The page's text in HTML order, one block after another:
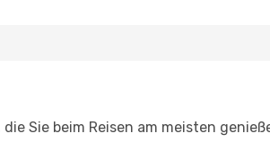
Sie beim Reisen am meisten